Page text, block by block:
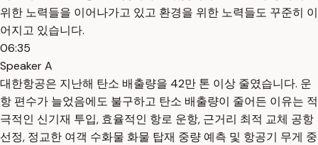
위한 노력들을 이어나가고 있고 환경을 위한 노력들도 꾸준히 이
어지고 있습니다.
06:35
Speaker A
대한항공은 지난해 탄소 배출량을 42만 톤 이상 줄였습니다. 운
항 편수가 늘었음에도 불구하고 탄소 배출량이 줄어든 이유는 적
극적인 신기재 투입, 효율적인 항로 운항, 근거리 최적 교체 공항
선정, 정교한 여객 수화물 화물 탑재 중량 예측 및 항공기 무게 중